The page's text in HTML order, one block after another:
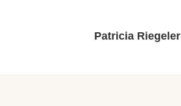
Patricia Riegeler